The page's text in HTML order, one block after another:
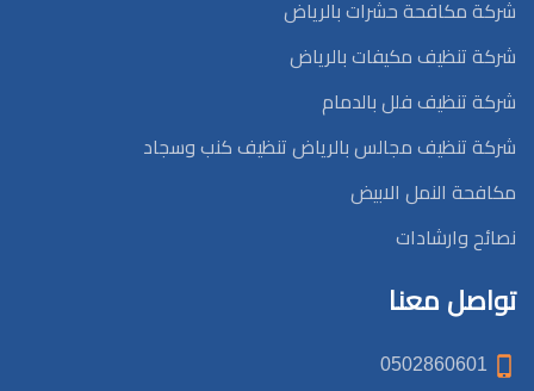
شركة مكافحة حشرات بالرياض
شركة تنظيف مكيفات بالرياض
شركة تنظيف فلل بالدمام
شركة تنظيف مجالس بالرياض تنظيف كنب وسجاد
مكافحة النمل الابيض
نصائح وارشادات
تواصل معنا